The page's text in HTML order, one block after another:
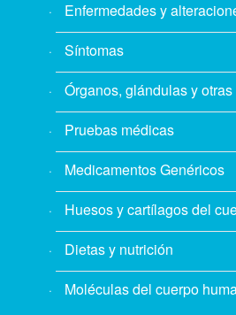
Enfermedades y
Síntomas
Órganos, glándulas y
Pruebas médicas
Medicamentos Genéricos
Huesos y cartílagos del
Dietas y nutrición
Moléculas del cuerpo